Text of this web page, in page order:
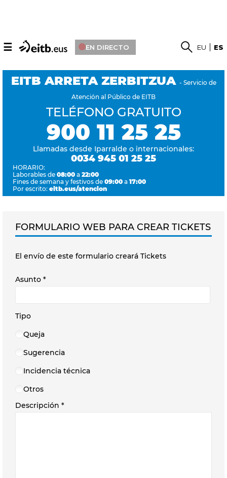
☰ EN DIRECTO EU ES
EITB ARRETA ZERBITZUA - Servicio de
Atención al Público de EITB
TELÉFONO GRATUITO
900 11 25 25
Llamadas desde Iparralde o internacionales:
0034 945 01 25 25
HORARIO:
Laborables de 08:00a 22:00
Fines de semana y festivos de 09:00a 17:00
Por escrito: eitb.eus/atencion
FORMULARIO WEB PARA CREAR TICKETS
El envío de este formulario creará Tickets
Asunto *
Tipo
Queja
Sugerencia
Incidencia técnica
Otros
Descripción *